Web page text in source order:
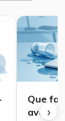
›
Que
avec